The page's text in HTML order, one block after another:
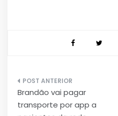
Navegação
de
Brandão vai pagar
transporte por app a